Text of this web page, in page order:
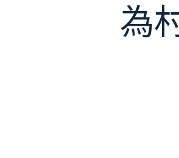
為